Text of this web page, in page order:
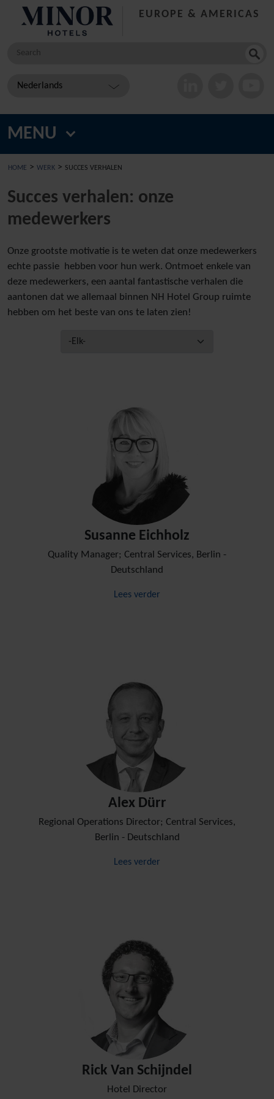
EUROPE & AMERICAS
Search
Nederlands
MENU
HOME > WERK > SUCCES VERHALEN
Succes verhalen: onze
medewerkers
Onze grootste motivatie is te weten dat onze medewerkers
echte passie hebben voor hun werk. Ontmoet enkele van
deze medewerkers, een aantal fantastische verhalen die
aantonen dat we allemaal binnen NH Hotel Group ruimte
hebben om het beste van ons te laten zien!
Susanne Eichholz
Quality Manager; Central Services, Berlin -
Deutschland
Lees verder
Alex Dürr
Regional Operations Director; Central Services,
Berlin - Deutschland
Lees verder
Rick Van Schijndel
Hotel Director